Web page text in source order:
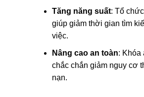
Tăng năng suất: Tổ
giúp giảm thời gian tìm
việc.
Nâng cao an toàn: Khóa
chắc chắn giảm nguy cơ
nạn.